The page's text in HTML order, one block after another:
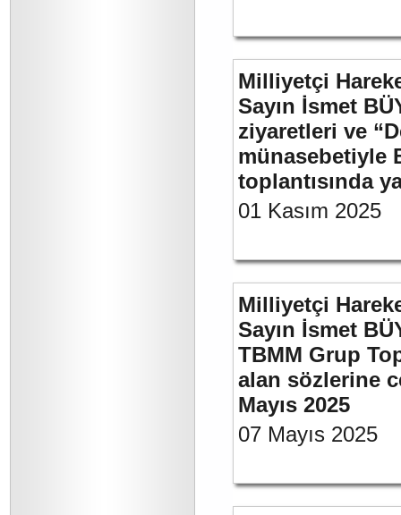
Milliyetçi
Sayın İsmet
ziyaretleri ve
münasebetiyle
toplantısında
01 Kasım 2025
Milliyetçi
Sayın İsmet
TBMM Grup
alan sözlerine
Mayıs 2025
07 Mayıs 2025